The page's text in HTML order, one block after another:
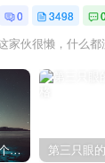
0 3498 0
家伙很懒，什么都
为什么天使头上有个圈？ 第三只眼